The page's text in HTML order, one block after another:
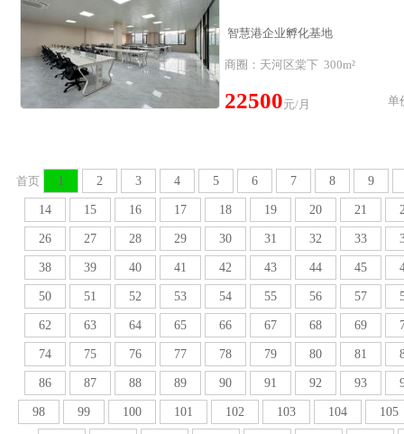
智慧港企业孵化基地
商圈：天河区棠下 300m²
22500元/月 单
首页 1 2 3 4 5 6 7 8 9
14 15 16 17 18 19 20 21
26 27 28 29 30 31 32 33
38 39 40 41 42 43 44 45
50 51 52 53 54 55 56 57
62 63 64 65 66 67 68 69
74 75 76 77 78 79 80 81
86 87 88 89 90 91 92 93
98 99 100 101 102 103 104 105